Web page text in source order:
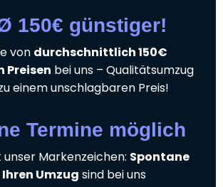
150€ günstiger!
von durchschnittlich 150€
Preisen bei uns – Qualitätsumzug
einem unschlagbaren Preis!
Termine möglich
Markenzeichen: Spontane
Umzug sind bei uns